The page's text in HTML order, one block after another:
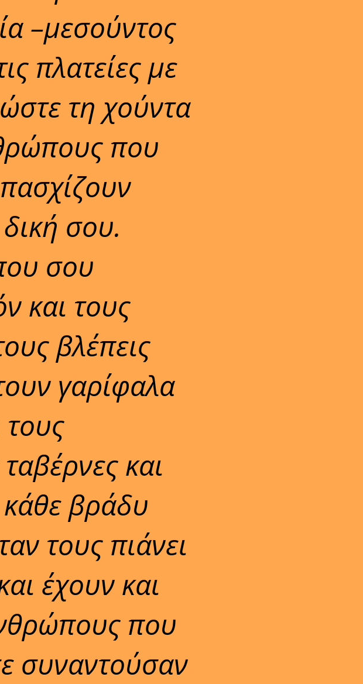
–μεσούντος
πλατείες με
τη χούντα
που
σου.
σου
και τους
βλέπεις
γαρίφαλα
και
βράδυ
τους πιάνει
έχουν και
που
συναντούσαν